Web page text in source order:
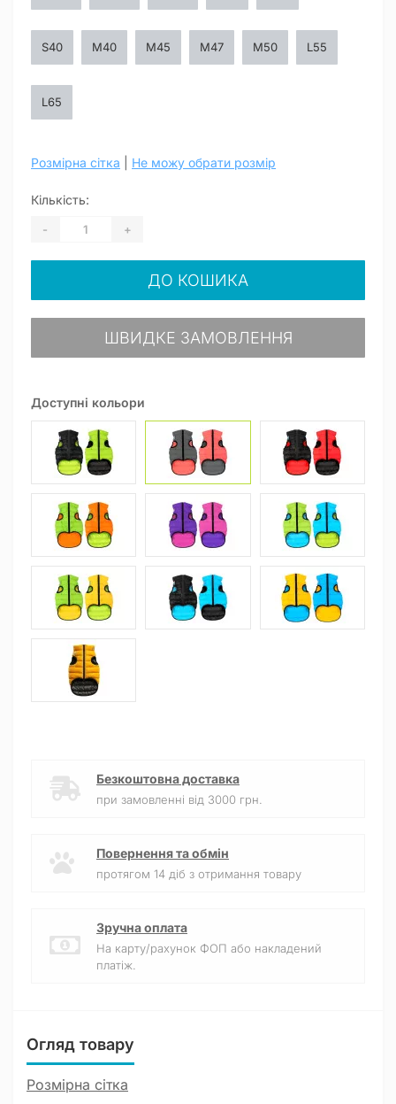
Доступні кольори
S40 M40 M45 M47 M50 L55
L65
Розмірна сітка Не можу обрати розмір
Кількість:
- +
ДО КОШИКА
ШВИДКЕ ЗАМОВЛЕННЯ
Безкоштовна доставка
при замовленні від 3000 грн.
Повернення та обмін
протягом 14 діб з отримання товару
Зручна оплата
На карту/рахунок ФОП або накладений
платіж.
Огляд товару
Розмірна сітка